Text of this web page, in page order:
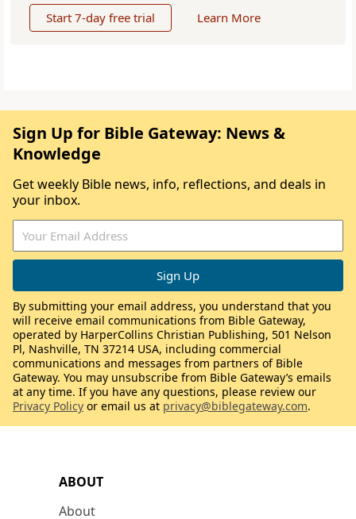
Start 7-day free trial Learn More
ABOUT
About
Sign Up for Bible Gateway: News &
Knowledge
Get weekly Bible news, info, reflections, and deals in
your inbox.
By submitting your email address, you understand that you
will receive email communications from Bible Gateway,
operated by HarperCollins Christian Publishing, 501 Nelson
Pl, Nashville, TN 37214 USA, including commercial
communications and messages from partners of Bible
Gateway. You may unsubscribe from Bible Gateway’s emails
at any time. If you have any questions, please review our
Privacy Policy or email us at privacy@biblegateway.com.